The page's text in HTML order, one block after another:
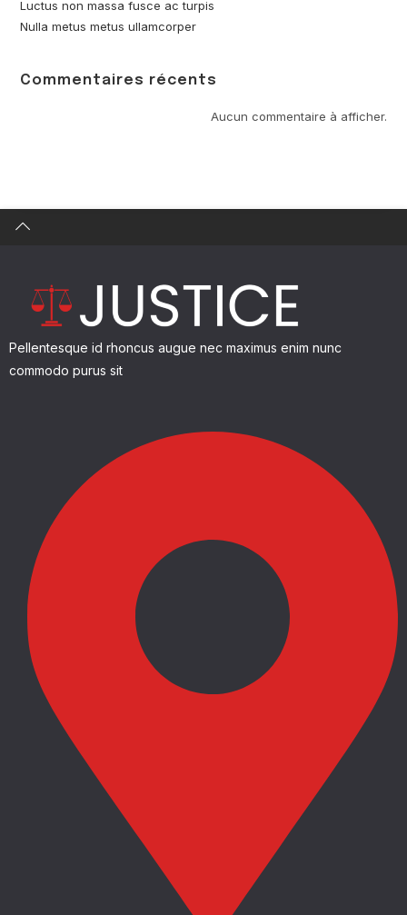
Luctus non massa fusce ac turpis
Nulla metus metus ullamcorper
Commentaires récents
Aucun commentaire à afficher.
difference.
Pellentesque id rhoncus augue nec maximus enim nunc
commodo purus sit